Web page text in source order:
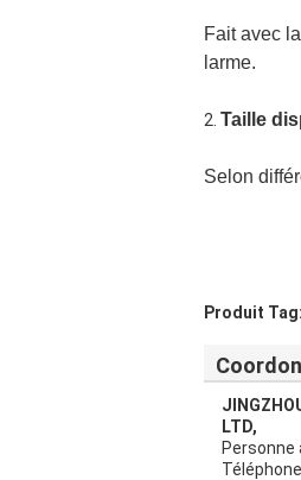
Fait avec
larme.
2. Taille
Selon
Produit Tag:
LTD,